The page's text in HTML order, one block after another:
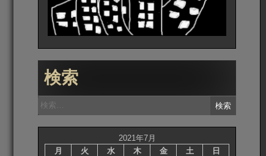
検索
検
索:
2021年7月
月
火 水 木 金 土 日